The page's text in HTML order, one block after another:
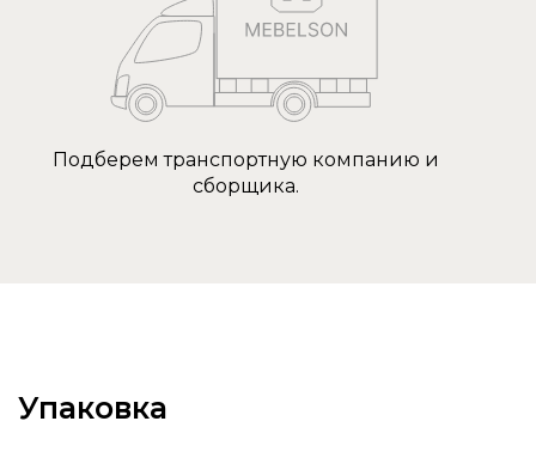
Подберем транспортную компанию и
сборщика.
Упаковка